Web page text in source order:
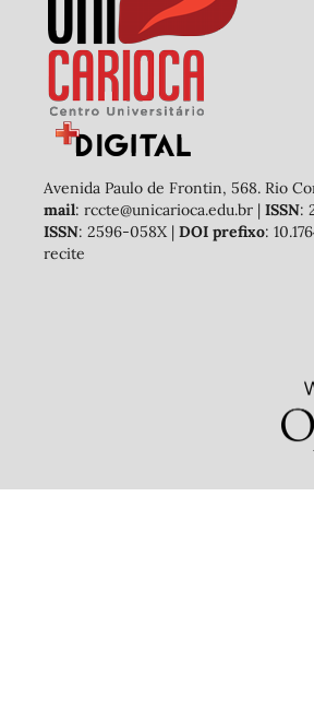
Avenida Paulo de Frontin, 568. Rio
mail: rccte@unicarioca.edu.br | ISSN:
ISSN: 2596-058X | DOI prefixo:
recite